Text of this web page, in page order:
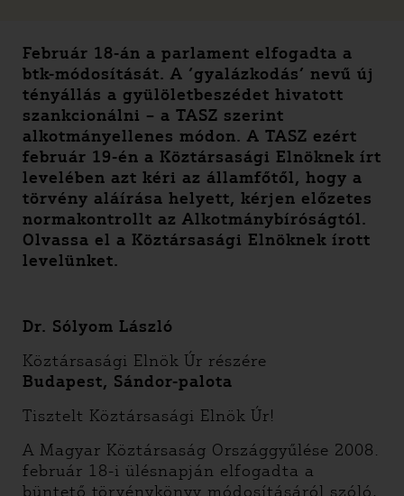
Február 18-án a parlament elfogadta a
btk-módosítását. A ‘gyalázkodás’ nevű új
tényállás a gyülöletbeszédet hivatott
szankcionálni – a TASZ szerint
alkotmányellenes módon. A TASZ ezért
február 19-én a Köztársasági Elnöknek írt
levelében azt kéri az államfőtől, hogy a
törvény aláírása helyett, kérjen előzetes
normakontrollt az Alkotmánybíróságtól.
Olvassa el a Köztársasági Elnöknek írott
levelünket.
Dr. Sólyom László
Köztársasági Elnök Úr részére
Budapest, Sándor-palota
Tisztelt Köztársasági Elnök Úr!
A Magyar Köztársaság Országgyűlése 2008.
február 18-i ülésnapján elfogadta a
büntető törvénykönyv módosításáról szóló,